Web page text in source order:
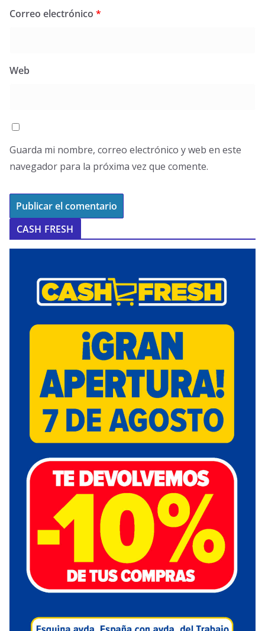
Correo electrónico *
Web
Guarda mi nombre, correo electrónico y web en este
navegador para la próxima vez que comente.
CASH FRESH